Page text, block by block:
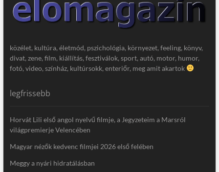
közélet, kultúra, életmód, pszichológia, környezet, feeling, könyv,
divat, zene, film, kiállítás, fesztiválok, sport, autó, motor, humor,
fotó, video, színház, kultúrsokk, enteriőr, meg amit akartok
legfrissebb
Horvát Lili első angol nyelvű filmje, a Jegyzeteim a Marsról
világpremierje Velencében
Magyar nézők kedvenc filmjei 2026 első felében
Meggy a nyári hidratálásban